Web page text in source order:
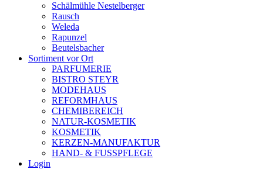
Schälmühle Nestelberger
Rausch
Weleda
Rapunzel
Beutelsbacher
Sortiment vor Ort
PARFUMERIE
BISTRO STEYR
MODEHAUS
REFORMHAUS
CHEMIBEREICH
NATUR-KOSMETIK
KOSMETIK
KERZEN-MANUFAKTUR
HAND- & FUSSPFLEGE
Login